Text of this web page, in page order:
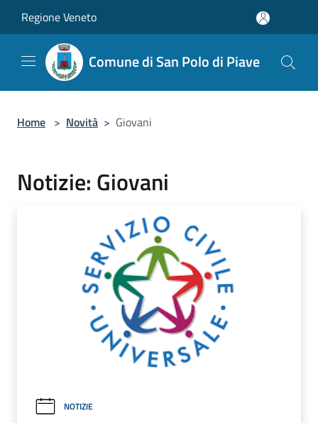
Regione Veneto
Comune di San Polo di Piave
Home > Novità > Giovani
Notizie: Giovani
NOTIZIE